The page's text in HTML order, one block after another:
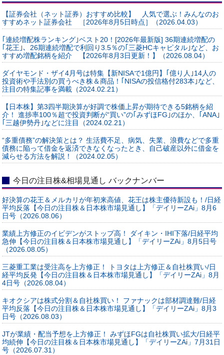
【証券会社（ネット証券）おすすめ比較】 人気で選ぶ！みんなのお
すすめネット証券会社 ［2026年8月5日時点］（2026.04.03）
｢連続増配株ランキング｣ベスト20！[2026年最新版] 36期連続増配の
｢花王｣、26期連続増配で利回り3.5％の｢三菱HCキャピタル｣など、お
すすめ増配銘柄を紹介 【2026年8月3日更新！】（2026.08.04）
ダイヤモンド・ザイ4月号は特集【新NISAで1億円】｢億り人｣14人の
投資術や手法別の買うべき株＆商品！｢NISAの投信格付283本｣など、
注目の特集記事を満載（2024.02.21）
【日本株】第3四半期決算が好調で株価上昇が期待できる5銘柄を紹
介！ 進捗率100％超で投資判断が“買い”の｢みずほFG｣のほか、｢ANA｣
｢三越伊勢丹｣などに注目（2024.02.21）
“多重債務”の解決策とは？ 生活費不足、病気、失業、浪費などで多重
債務に陥って借金を返済できなくなったとき、自己破産以外に借金を
減らせる方法を解説！（2024.02.05）
今日の注目株&相場見通し バックナンバー
好決算の花王＆メルカリが年初来高値、花王は株主優待新設も！/日経
平均反落【今日の注目株＆日本株市場見通し】「デイリーZAi」8月6
日号（2026.08.06）
業績上方修正のイビデンがストップ高！ ダイキン・IHI下落/日経平均
急伸【今日の注目株＆日本株市場見通し】「デイリーZAi」8月5日号
（2026.08.05）
三菱重工業は受注高を上方修正！ トヨタは上方修正＆自社株買い/日
経平均反発【今日の注目株＆日本株市場見通し】「デイリーZAi」8月
4日号（2026.08.04）
キオクシアは株式分割＆自社株買い！ ファナックは部材調達難/日経
平均反落【今日の注目株＆日本株市場見通し】「デイリーZAi」8月3
日号（2026.08.03）
JTが業績・配当予想を上方修正！ みずほFGは自社株買い拡大/日経平
均続伸【今日の注目株＆日本株市場見通し】「デイリーZAi」7月31日
号（2026.07.31）